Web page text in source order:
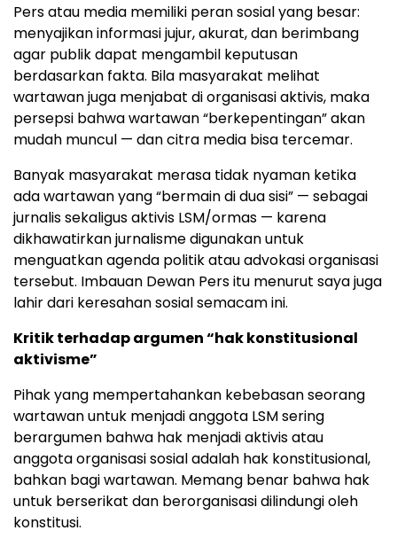
Pers atau media memiliki peran sosial yang besar:
menyajikan informasi jujur, akurat, dan berimbang
agar publik dapat mengambil keputusan
berdasarkan fakta. Bila masyarakat melihat
wartawan juga menjabat di organisasi aktivis, maka
persepsi bahwa wartawan “berkepentingan” akan
mudah muncul — dan citra media bisa tercemar.
Banyak masyarakat merasa tidak nyaman ketika
ada wartawan yang “bermain di dua sisi” — sebagai
jurnalis sekaligus aktivis LSM/ormas — karena
dikhawatirkan jurnalisme digunakan untuk
menguatkan agenda politik atau advokasi organisasi
tersebut. Imbauan Dewan Pers itu menurut saya juga
lahir dari keresahan sosial semacam ini.
Kritik terhadap argumen “hak konstitusional
aktivisme”
Pihak yang mempertahankan kebebasan seorang
wartawan untuk menjadi anggota LSM sering
berargumen bahwa hak menjadi aktivis atau
anggota organisasi sosial adalah hak konstitusional,
bahkan bagi wartawan. Memang benar bahwa hak
untuk berserikat dan berorganisasi dilindungi oleh
konstitusi.